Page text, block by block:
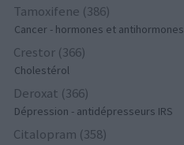
Tamoxifene (386)
Cancer - hormones et antihormones
Crestor (366)
Cholestérol
Deroxat (366)
Dépression - antidépresseurs IRS
Citalopram (358)